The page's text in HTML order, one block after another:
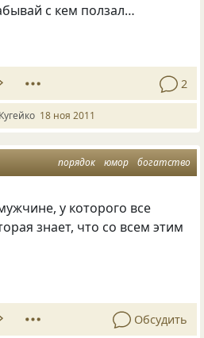
с кем ползал…
2
18 ноя 2011
порядок юмор богатство
у которого все
знает, что со всем этим
Обсудить